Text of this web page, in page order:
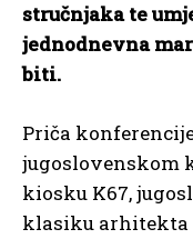
stručnjaka te
jednodnevna
biti.
Priča
jugoslovenskom
kiosku K67,
klasiku arhitekta